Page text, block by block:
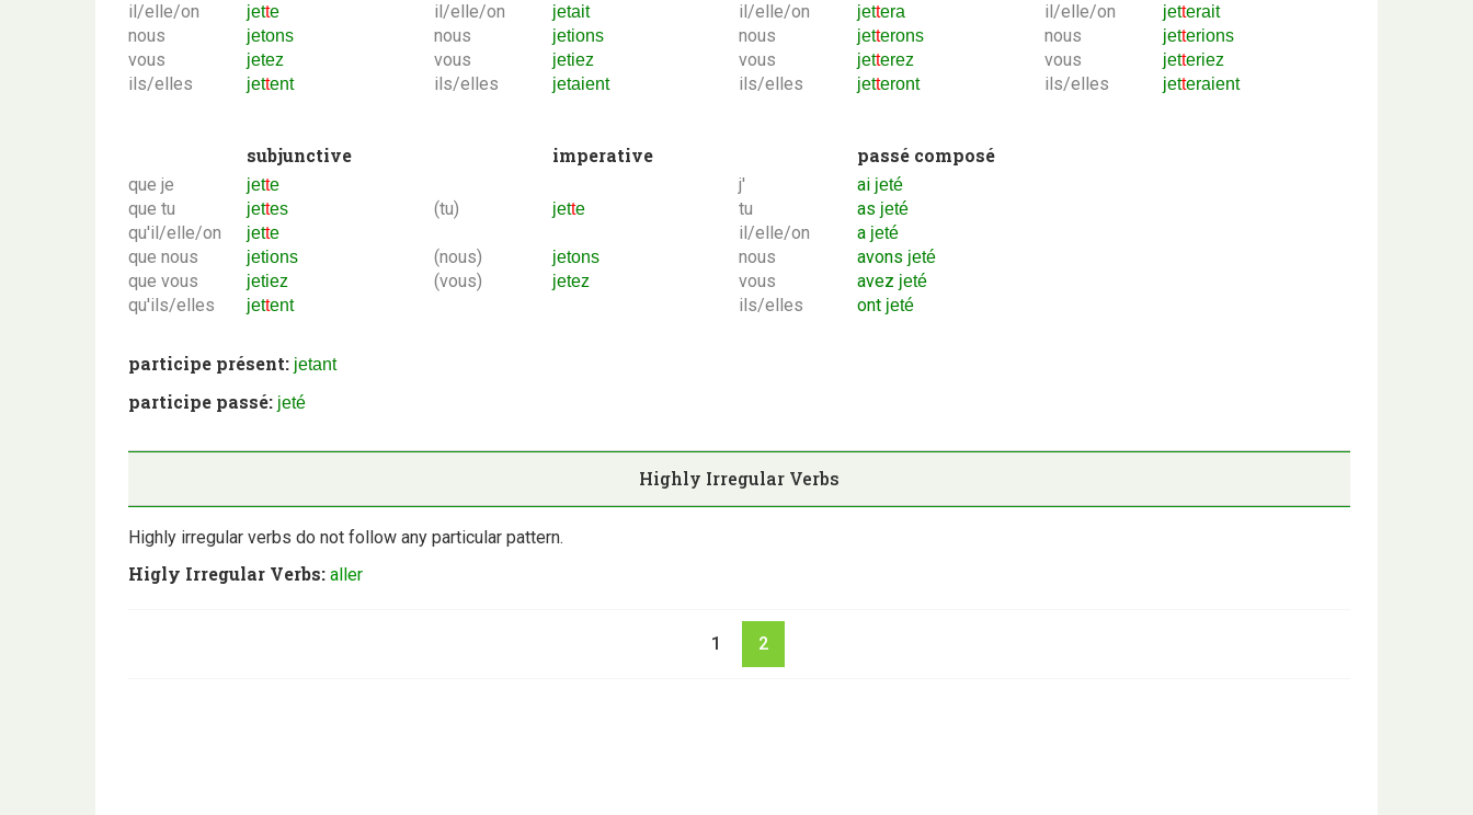
il/elle/on jette il/elle/on jetait il/elle/on jettera il/elle/on jetterait
nous jetons nous jetions nous jetterons nous jetterions
vous jetez vous jetiez vous jetterez vous jetteriez
ils/elles jettent ils/elles jetaient ils/elles jetteront ils/elles jetteraient
subjunctive imperative passé composé
que je jette j' ai jeté
que tu jettes (tu) jette tu as jeté
qu'il/elle/on jette il/elle/on a jeté
que nous jetions (nous) jetons nous avons jeté
que vous jetiez (vous) jetez vous avez jeté
qu'ils/elles jettent ils/elles ont jeté
participe présent: jetant
participe passé: jeté
Highly Irregular Verbs
Highly irregular verbs do not follow any particular pattern.
Higly Irregular Verbs: aller
1 2